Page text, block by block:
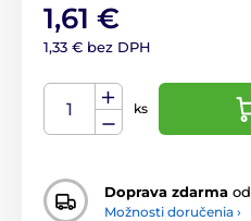
1,61 €
1,33 € bez DPH
ks
Doprava zdarma od
Možnosti doručenia ›